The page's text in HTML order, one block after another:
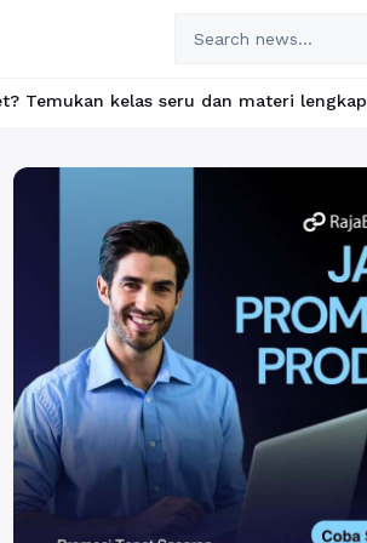
seru dan materi lengkap hanya di